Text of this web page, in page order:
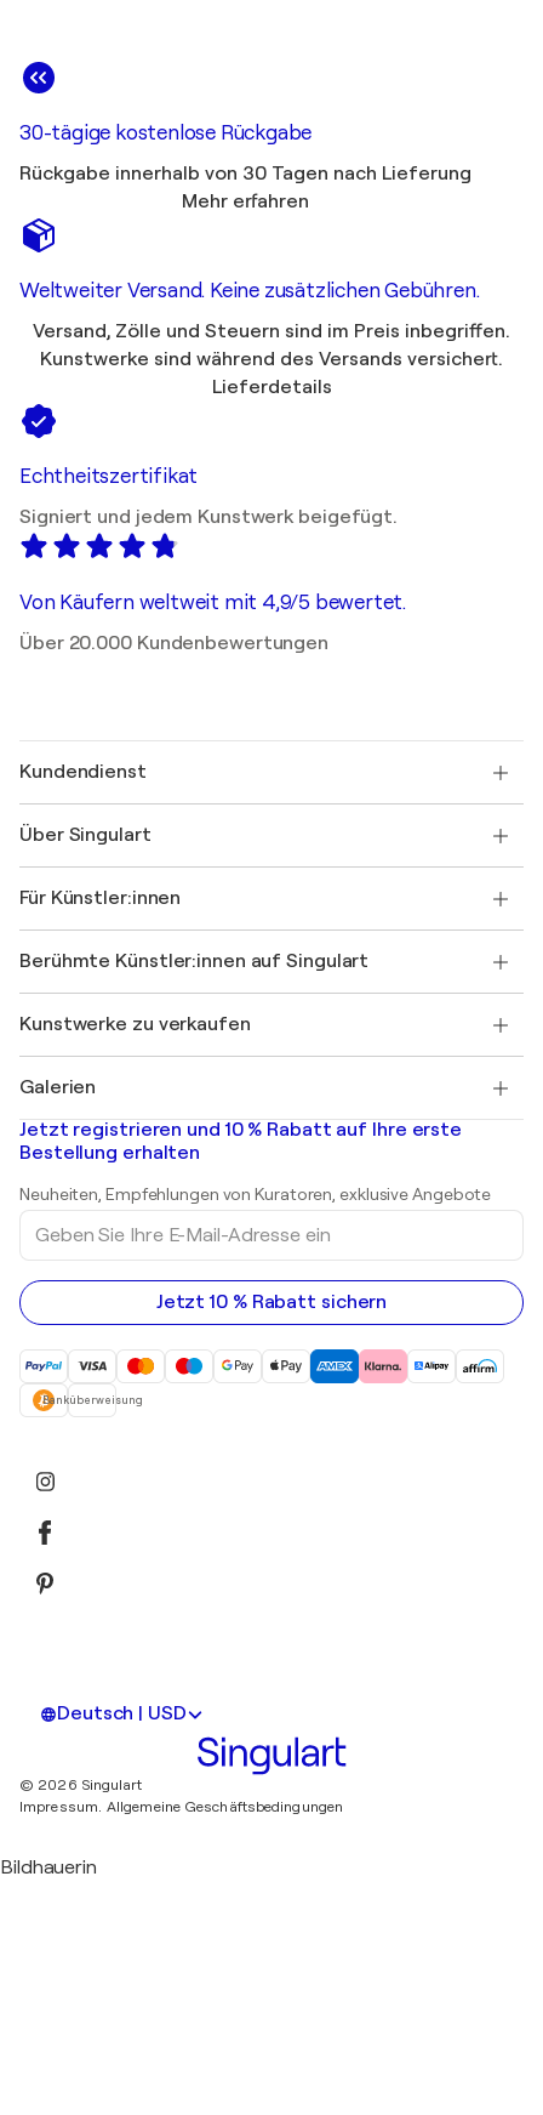
30-tägige kostenlose Rückgabe
Rückgabe innerhalb von 30 Tagen nach Lieferung
Mehr erfahren
Weltweiter Versand. Keine zusätzlichen Gebühren.
Versand, Zölle und Steuern sind im Preis inbegriffen.
Kunstwerke sind während des Versands versichert.
Lieferdetails
Echtheitszertifikat
Signiert und jedem Kunstwerk beigefügt.
Von Käufern weltweit mit 4,9/5 bewertet.
Über 20.000 Kundenbewertungen
Kundendienst
Versand
Einen Gutschein verschenken
Werden Sie Mitglied unseres Handelsprogramms
Ihr Konto
+49 30 31196995
Über Singulart
FAQ
Singulart-Magazin
Jobs
Entdecken Sie kuratierte Originalkunst
Für Künstler:innen
Als Künstler anmelden
Berühmte Künstler:innen auf Singulart
Marc Chagall
Banksy
Mr. Brainwash
Shepard Fairey
Kunstwerke zu verkaufen
Abstrakte Gemälde zu verkaufen
Landschaftsgemälde
Drucke
Acrylgemälde
Galerien
Kunstgalerien in Deutschland
Kunstgalerien in Schweiz
Jetzt registrieren und 10 % Rabatt auf Ihre erste
Bestellung erhalten
Neuheiten, Empfehlungen von Kuratoren, exklusive Angebote
Geben
Sie
Ihre
E-
Mail-
Adresse
Jetzt 10 % Rabatt sichern
Banküberweisung
Deutsch | USD
© 2026 Singulart
Impressum. Allgemeine Geschäftsbedingungen
Bildhauerin